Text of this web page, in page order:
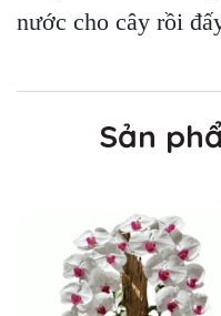
nước cho cây rồi
Sản